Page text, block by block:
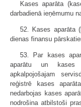
Kases aparāta
darbadienā ieņēmumu
52. Kases aparāta
dienas finansu
53. Par kases
aparātu un kases
apkalpojošajam
reģistrē kases
nedarbojas kases
nodrošina atbilstoši